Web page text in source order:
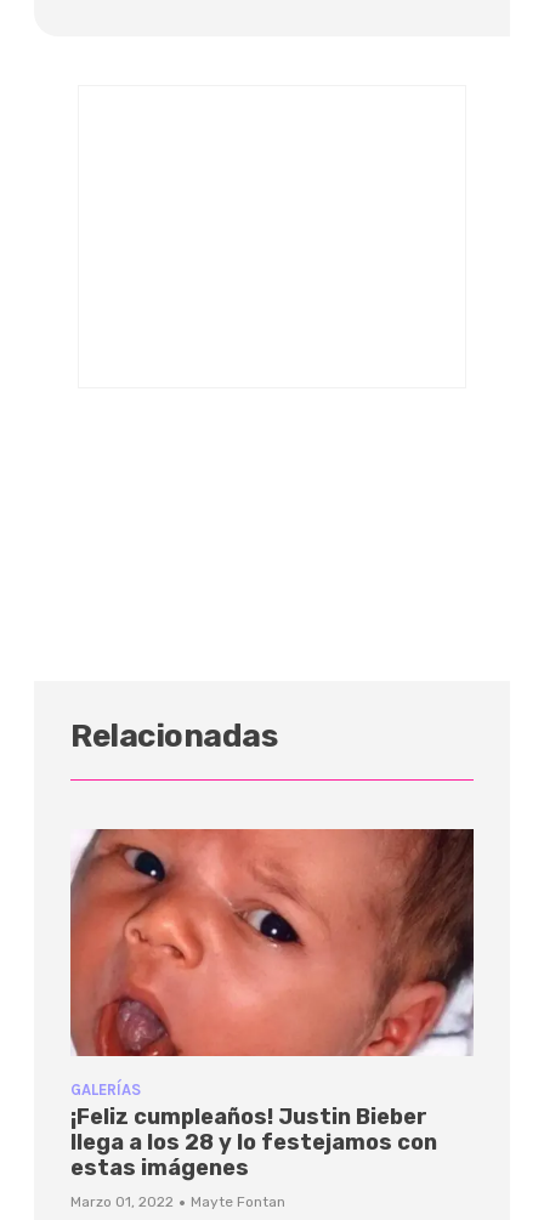
Relacionadas
GALERÍAS
¡Feliz cumpleaños! Justin Bieber
llega a los 28 y lo festejamos con
estas imágenes
Marzo 01, 2022 · Mayte Fontan